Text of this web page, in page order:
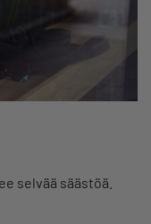
selvää säästöä.